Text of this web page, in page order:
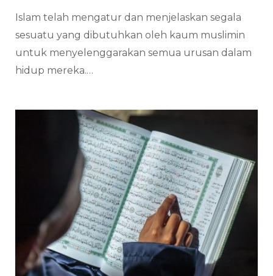
Islam telah mengatur dan menjelaskan segala
sesuatu yang dibutuhkan oleh kaum muslimin
untuk menyelenggarakan semua urusan dalam
hidup mereka.…